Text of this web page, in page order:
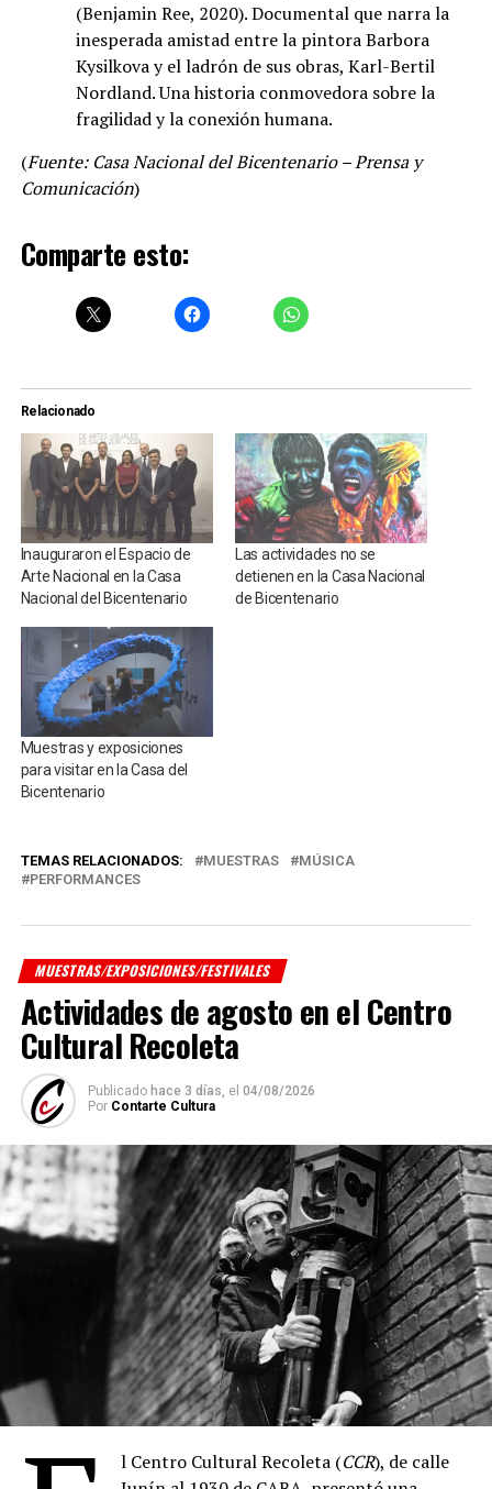
(Benjamin Ree, 2020). Documental que narra la
inesperada amistad entre la pintora Barbora
Kysilkova y el ladrón de sus obras, Karl-Bertil
Nordland. Una historia conmovedora sobre la
fragilidad y la conexión humana.
(Fuente: Casa Nacional del Bicentenario – Prensa y
Comunicación)
Comparte esto:
Relacionado
Inauguraron el Espacio de
Arte Nacional en la Casa
Nacional del Bicentenario
Las actividades no se
detienen en la Casa Nacional
de Bicentenario
Muestras y exposiciones
para visitar en la Casa del
Bicentenario
TEMAS RELACIONADOS: MUESTRAS
MÚSICA
PERFORMANCES
MUESTRAS/EXPOSICIONES/FESTIVALES
Actividades de agosto en el Centro
Cultural Recoleta
Publicado hace 3 días, el 04/08/2026
Por Contarte Cultura
l Centro Cultural Recoleta (CCR), de calle